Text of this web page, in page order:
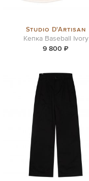
Studio D'Artisan
Кепка Baseball Ivory
9 800 ₽